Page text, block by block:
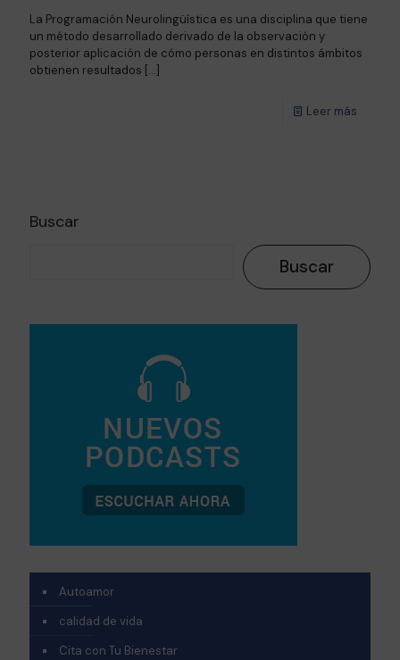
La Programación Neurolingüística es una disciplina que tiene
un método desarrollado derivado de la observación y
posterior aplicación de cómo personas en distintos ámbitos
obtienen resultados […]
Leer más
Buscar
Buscar
Autoamor
calidad de vida
Cita con Tu Bienestar